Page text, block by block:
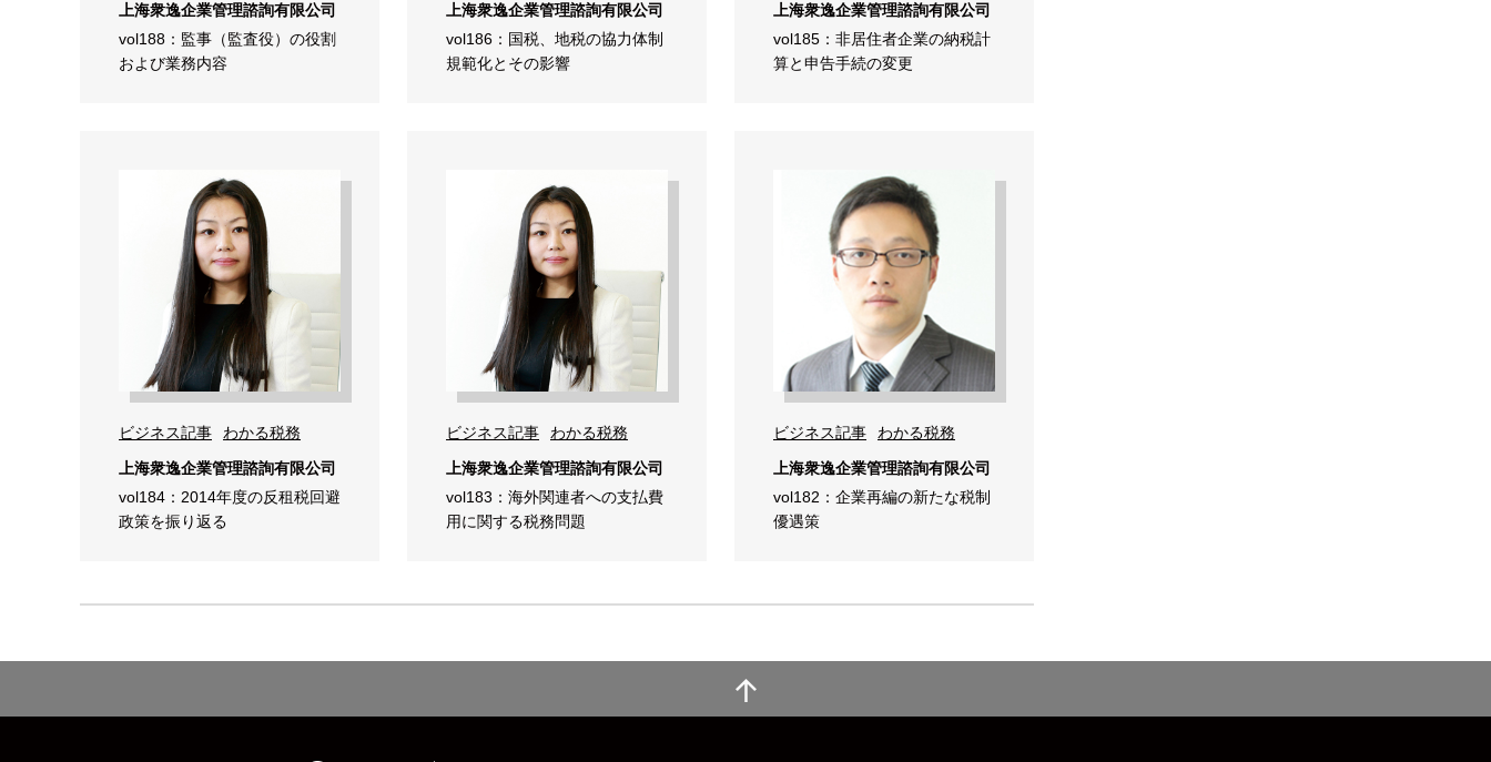
上海衆逸企業管理諮詢有限公司
vol188：監事（監査役）の役割
および業務内容
上海衆逸企業管理諮詢有限公司
vol186：国税、地税の協力体制
規範化とその影響
上海衆逸企業管理諮詢有限公司
vol185：非居住者企業の納税計
算と申告手続の変更
ビジネス記事
わかる税務
上海衆逸企業管理諮詢有限公司
vol184：2014年度の反租税回避
政策を振り返る
ビジネス記事
わかる税務
上海衆逸企業管理諮詢有限公司
vol183：海外関連者への支払費
用に関する税務問題
ビジネス記事
わかる税務
上海衆逸企業管理諮詢有限公司
vol182：企業再編の新たな税制
優遇策